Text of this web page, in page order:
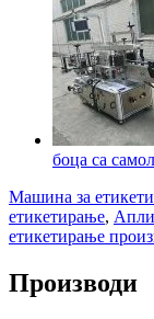
боца са
Машина за
етикетирање,
етикетирање
Производи